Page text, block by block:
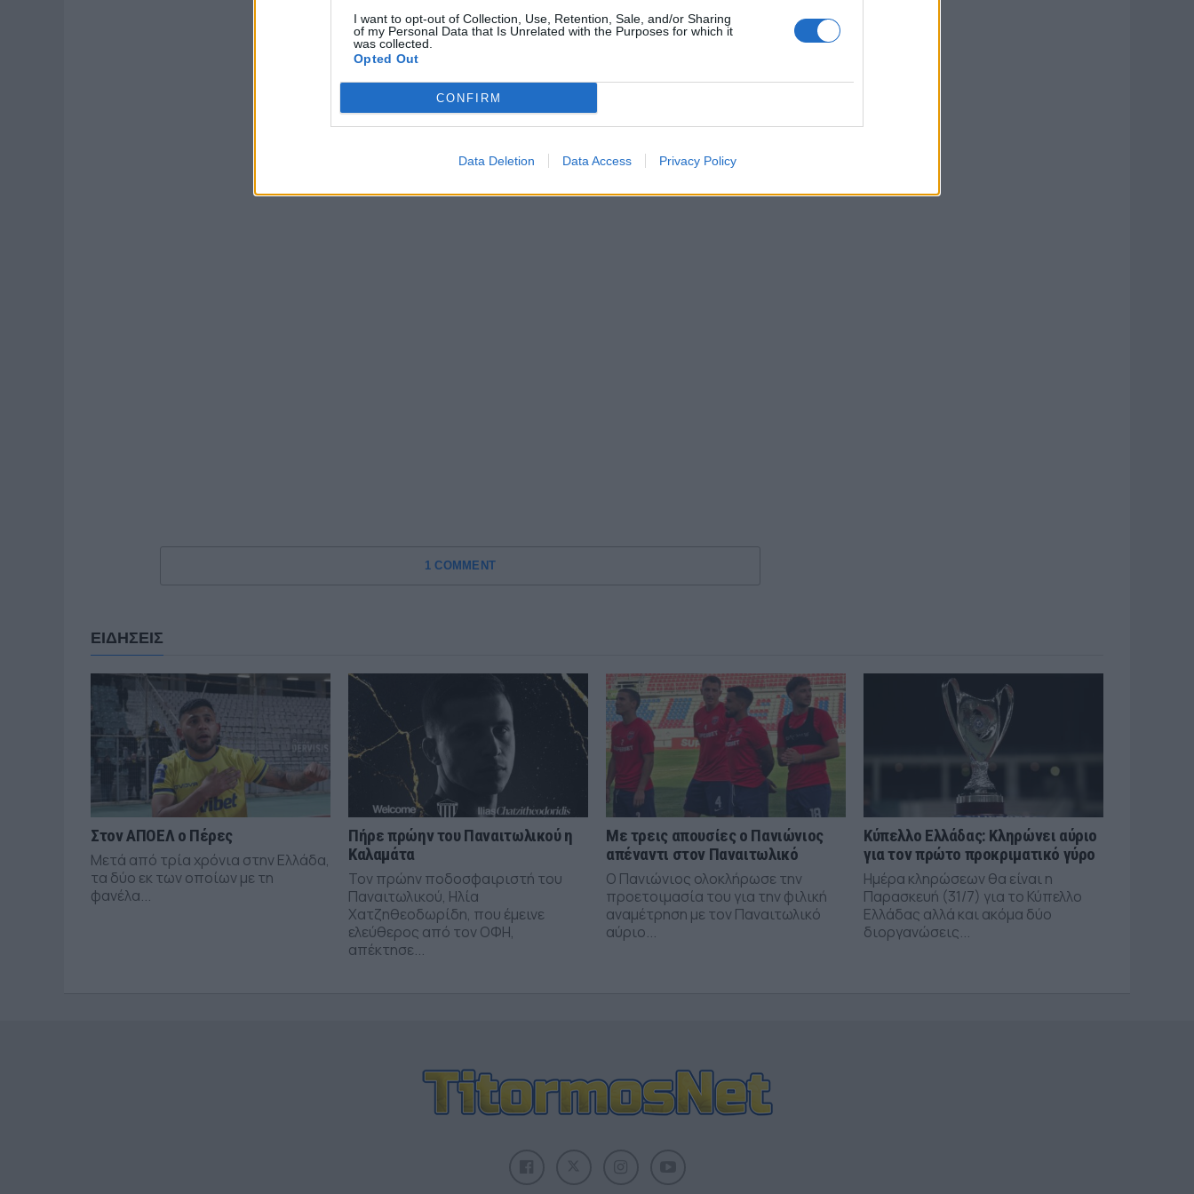
I want to opt-out of Collection, Use, Retention, Sale, and/or Sharing
of my Personal Data that Is Unrelated with the Purposes for which it
was collected.
Opted Out
CONFIRM
Data Deletion Data Access Privacy Policy
1 COMMENT
ΕΙΔΗΣΕΙΣ
Στον ΑΠΟΕΛ ο Πέρες
Μετά από τρία χρόνια στην Ελλάδα,
τα δύο εκ των οποίων με τη
φανέλα...
Πήρε πρώην του Παναιτωλικού η
Καλαμάτα
Τον πρώην ποδοσφαιριστή του
Παναιτωλικού, Ηλία
Χατζηθεοδωρίδη, που έμεινε
ελεύθερος από τον ΟΦΗ,
απέκτησε...
Με τρεις απουσίες ο Πανιώνιος
απέναντι στον Παναιτωλικό
Ο Πανιώνιος ολοκλήρωσε την
προετοιμασία του για την φιλική
αναμέτρηση με τον Παναιτωλικό
αύριο...
Κύπελλο Ελλάδας: Κληρώνει αύριο
για τον πρώτο προκριματικό γύρο
Ημέρα κληρώσεων θα είναι η
Παρασκευή (31/7) για το Κύπελλο
Ελλάδας αλλά και ακόμα δύο
διοργανώσεις...